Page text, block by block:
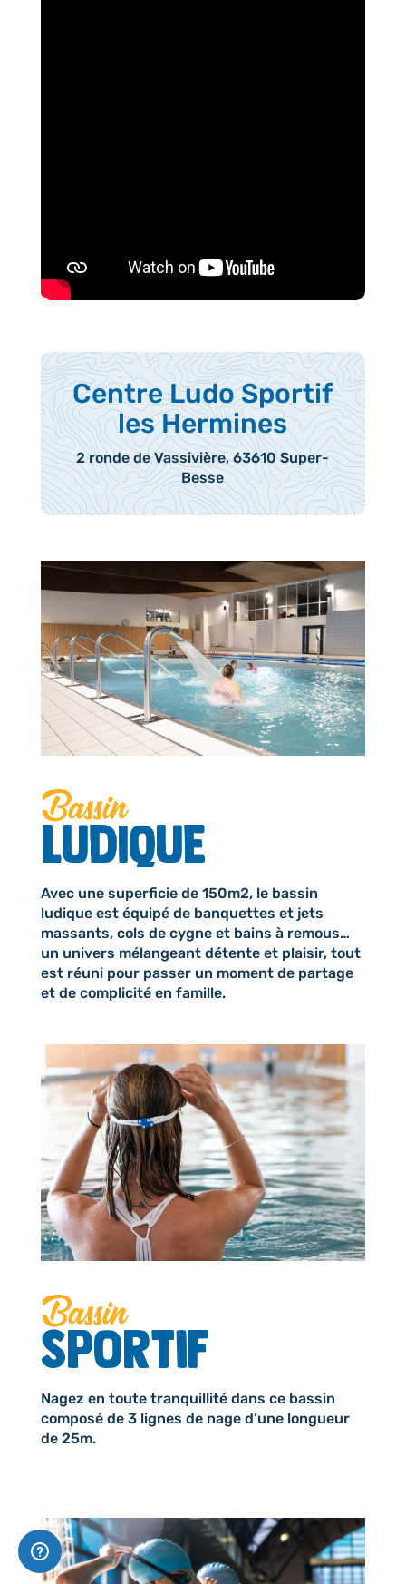
Centre Ludo Sportif
les Hermines
2 ronde de Vassivière, 63610 Super-
Besse
Bassin
LUDIQUE
Avec une superficie de 150m2, le bassin
ludique est équipé de banquettes et jets
massants, cols de cygne et bains à remous…
un univers mélangeant détente et plaisir, tout
est réuni pour passer un moment de partage
et de complicité en famille.
Bassin
Sportif
Nagez en toute tranquillité dans ce bassin
composé de 3 lignes de nage d’une longueur
de 25m.